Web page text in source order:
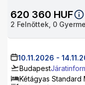
620 360 HUF
2 Felnőttek, 0
10.11.2026 -
Budapest
Kétágyas